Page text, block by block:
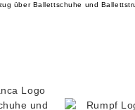
über Ballettschuhe und